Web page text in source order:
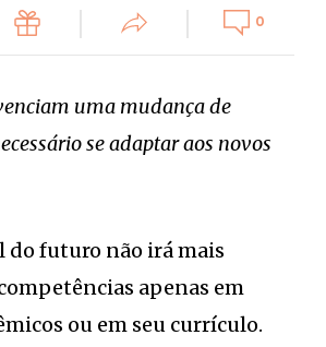
0
uma mudança de
se adaptar aos novos
do futuro não irá mais
apenas em
ou em seu currículo.